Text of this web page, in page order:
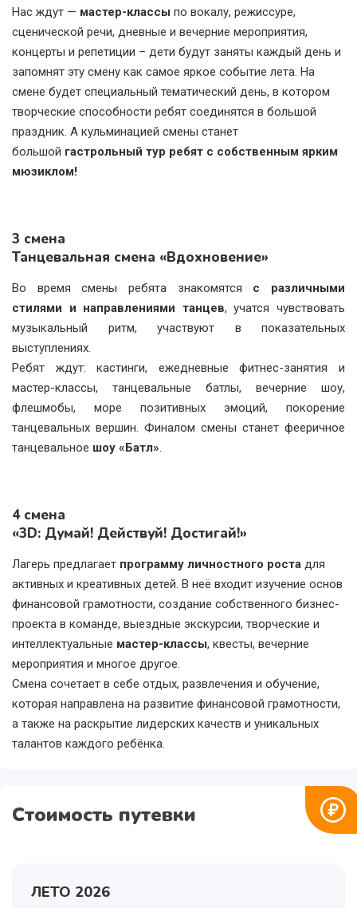
Нас ждут — мастер-классы по вокалу, режиссуре,
сценической речи, дневные и вечерние мероприятия,
концерты и репетиции – дети будут заняты каждый день и
запомнят эту смену как самое яркое событие лета. На
смене будет специальный тематический день, в котором
творческие способности ребят соединятся в большой
праздник. А кульминацией смены станет
большой гастрольный тур ребят с собственным ярким
мюзиклом!
3 смена
Танцевальная смена «Вдохновение»
Во время смены ребята знакомятся
с различными
стилями и направлениями танцев, учатся чувствовать
музыкальный ритм, участвуют в показательных
выступлениях.
Ребят ждут: кастинги, ежедневные фитнес-занятия и
мастер-классы, танцевальные батлы, вечерние шоу,
флешмобы, море позитивных эмоций, покорение
танцевальных вершин. Финалом смены станет фееричное
танцевальное шоу «Батл»
4 смена
«3D: Думай! Действуй! Достигай!»
Лагерь предлагает программу личностного роста для
активных и креативных детей. В неё входит изучение основ
финансовой грамотности, создание собственного бизнес-
проекта в команде, выездные экскурсии, творческие и
интеллектуальные мастер-классы, квесты, вечерние
мероприятия и многое другое.
Смена сочетает в себе отдых, развлечения и обучение,
которая направлена на развитие финансовой грамотности,
а также на раскрытие лидерских качеств и уникальных
талантов каждого ребёнка.
Стоимость путевки
ЛЕТО 2026